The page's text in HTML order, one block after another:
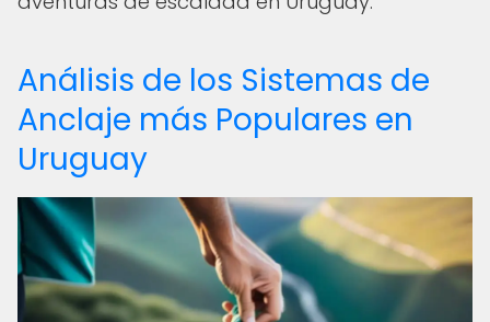
Análisis de los Sistemas de
Anclaje más Populares en
Uruguay